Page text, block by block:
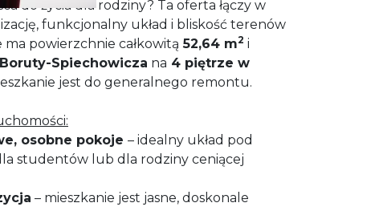
do życia dla rodziny? Ta oferta łączy w
funkcjonalny układ i bliskość terenów
ma powierzchnie całkowitą 52,64 m2 i
Spiechowicza na 4 piętrze w
jest do generalnego remontu.
osobne pokoje – idealny układ pod
studentów lub dla rodziny ceniącej
– mieszkanie jest jasne, doskonale